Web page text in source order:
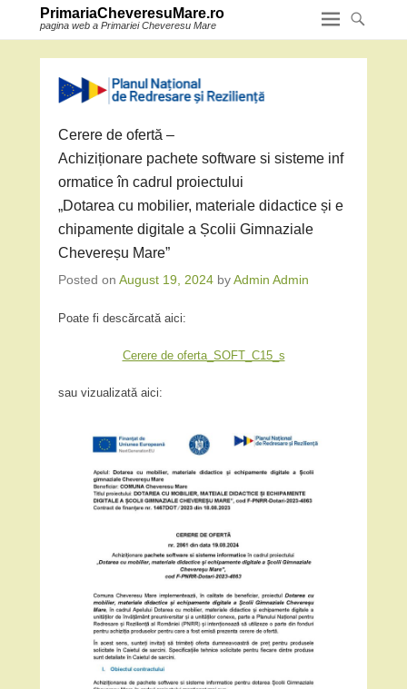
PrimariaCheveresuMare.ro
pagina web a Primariei Cheveresu Mare
Cerere de ofertă –
Achiziționare pachete software si sisteme inf
ormatice în cadrul proiectului
„Dotarea cu mobilier, materiale didactice și e
chipamente digitale a Școlii Gimnaziale
Chevereșu Mare”
Posted on August 19, 2024 byAdmin Admin
Poate fi descărcată aici:
Cerere de oferta_SOFT_C15_s
sau vizualizată aici: